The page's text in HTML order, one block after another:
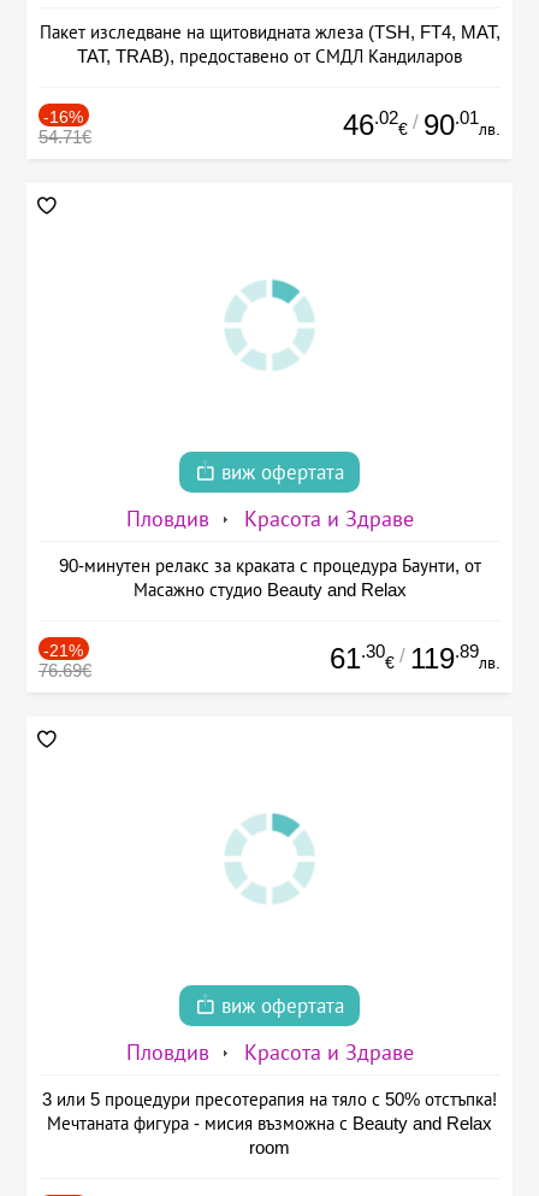
Пакет изследване на щитовидната жлеза (TSH, FT4, MAT,
TAT, TRAB), предоставено от СМДЛ Кандиларов
-16%
54.71€ 46.02
€ / 90.01
лв.
виж офертата
Пловдив Красота и Здраве
90-минутен релакс за краката с процедура Баунти, от
Масажно студио Beauty and Relax
-21%
76.69€ 61.30
€ / 119.89
лв.
виж офертата
Пловдив Красота и Здраве
3 или 5 процедури пресотерапия на тяло с 50% отстъпка!
Мечтаната фигура - мисия възможна с Beauty and Relax
room